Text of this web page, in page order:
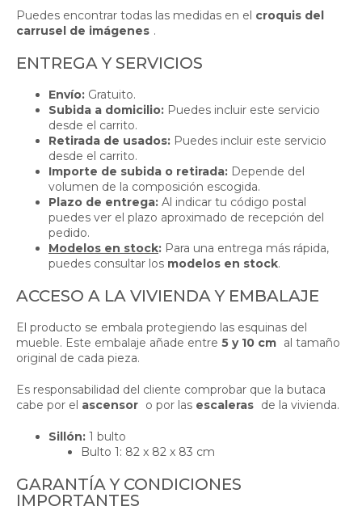
Puedes encontrar todas las medidas en el croquis del
carrusel de imágenes .
ENTREGA Y SERVICIOS
Envío: Gratuito.
Subida a domicilio: Puedes incluir este servicio
desde el carrito.
Retirada de usados: Puedes incluir este servicio
desde el carrito.
Importe de subida o retirada: Depende del
volumen de la composición escogida.
Plazo de entrega: Al indicar tu código postal
puedes ver el plazo aproximado de recepción del
pedido.
Modelos en stock: Para una entrega más rápida,
puedes consultar los modelos en stock.
ACCESO A LA VIVIENDA Y EMBALAJE
El producto se embala protegiendo las esquinas del
mueble. Este embalaje añade entre 5 y 10 cm al tamaño
original de cada pieza.
Es responsabilidad del cliente comprobar que la butaca
cabe por el ascensor o por las escaleras de la vivienda.
Sillón: 1 bulto
Bulto 1: 82 x 82 x 83 cm
GARANTÍA Y CONDICIONES
IMPORTANTES